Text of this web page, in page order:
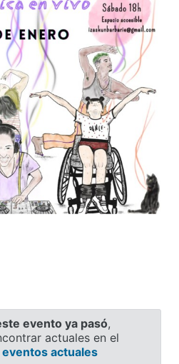
evento ya pasó,
actuales en el
actuales